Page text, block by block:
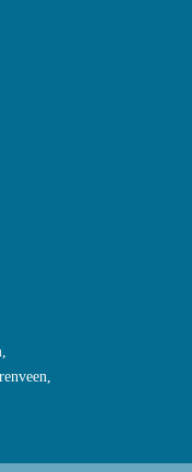
,
,